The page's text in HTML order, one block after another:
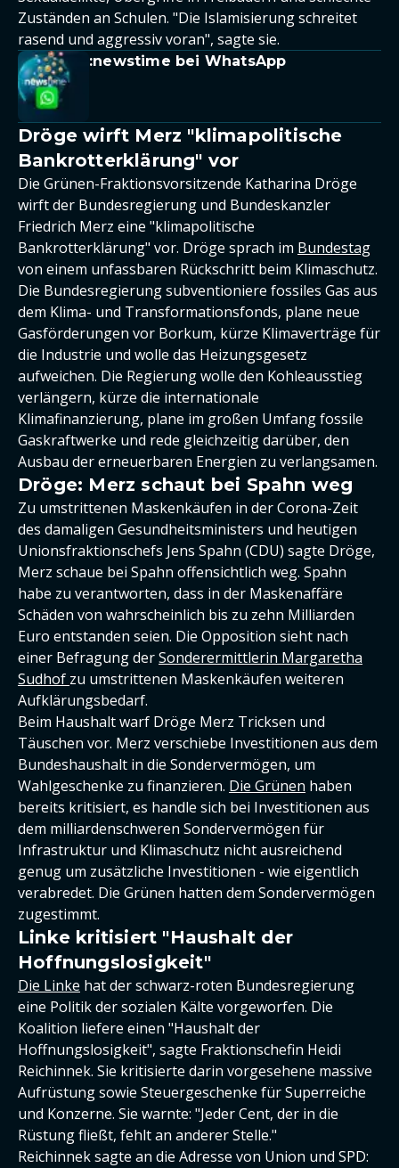
Zuständen an Schulen. "Die Islamisierung schreitet
rasend und aggressiv voran", sagte sie.
:newstime bei WhatsApp
Dröge wirft Merz "klimapolitische
Bankrotterklärung" vor
Die Grünen-Fraktionsvorsitzende Katharina Dröge
wirft der Bundesregierung und Bundeskanzler
Friedrich Merz eine "klimapolitische
Bankrotterklärung" vor. Dröge sprach im Bundestag
von einem unfassbaren Rückschritt beim Klimaschutz.
Die Bundesregierung subventioniere fossiles Gas aus
dem Klima- und Transformationsfonds, plane neue
Gasförderungen vor Borkum, kürze Klimaverträge für
die Industrie und wolle das Heizungsgesetz
aufweichen. Die Regierung wolle den Kohleausstieg
verlängern, kürze die internationale
Klimafinanzierung, plane im großen Umfang fossile
Gaskraftwerke und rede gleichzeitig darüber, den
Ausbau der erneuerbaren Energien zu verlangsamen.
Dröge: Merz schaut bei Spahn weg
Zu umstrittenen Maskenkäufen in der Corona-Zeit
des damaligen Gesundheitsministers und heutigen
Unionsfraktionschefs Jens Spahn (CDU) sagte Dröge,
Merz schaue bei Spahn offensichtlich weg. Spahn
habe zu verantworten, dass in der Maskenaffäre
Schäden von wahrscheinlich bis zu zehn Milliarden
Euro entstanden seien. Die Opposition sieht nach
einer Befragung derSonderermittlerin Margaretha
Sudhof zu umstrittenen Maskenkäufen weiteren
Aufklärungsbedarf.
Beim Haushalt warf Dröge Merz Tricksen und
Täuschen vor. Merz verschiebe Investitionen aus dem
Bundeshaushalt in die Sondervermögen, um
Wahlgeschenke zu finanzieren. Die Grünen haben
bereits kritisiert, es handle sich bei Investitionen aus
dem milliardenschweren Sondervermögen für
Infrastruktur und Klimaschutz nicht ausreichend
genug um zusätzliche Investitionen - wie eigentlich
verabredet. Die Grünen hatten dem Sondervermögen
zugestimmt.
Linke kritisiert "Haushalt der
Hoffnungslosigkeit"
Die Linke hat der schwarz-roten Bundesregierung
eine Politik der sozialen Kälte vorgeworfen. Die
Koalition liefere einen "Haushalt der
Hoffnungslosigkeit", sagte Fraktionschefin Heidi
Reichinnek. Sie kritisierte darin vorgesehene massive
Aufrüstung sowie Steuergeschenke für Superreiche
und Konzerne. Sie warnte: "Jeder Cent, der in die
Rüstung fließt, fehlt an anderer Stelle."
Reichinnek sagte an die Adresse von Union und SPD: